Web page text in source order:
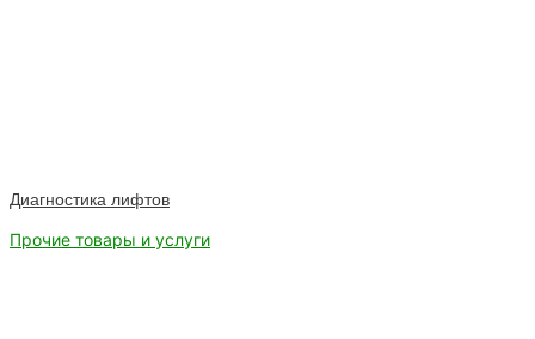
Диагностика лифтов
Прочие товары и услуги